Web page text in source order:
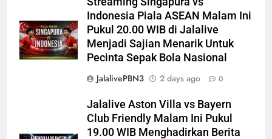
Indonesia Piala ASEAN Malam Ini
Pukul 20.00 WIB di Jalalive
Menjadi Sajian Menarik Untuk
Pecinta Sepak Bola Nasional
JalalivePBN3
2 days ago 0
Jalalive Aston Villa vs Bayern
Club Friendly Malam Ini Pukul
19.00 WIB Menghadirkan Berita